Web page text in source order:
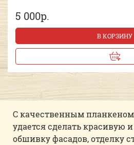
5 000р.
В КОРЗИНУ
С качественным
удается сделать красивую
обшивку фасадов, отделку